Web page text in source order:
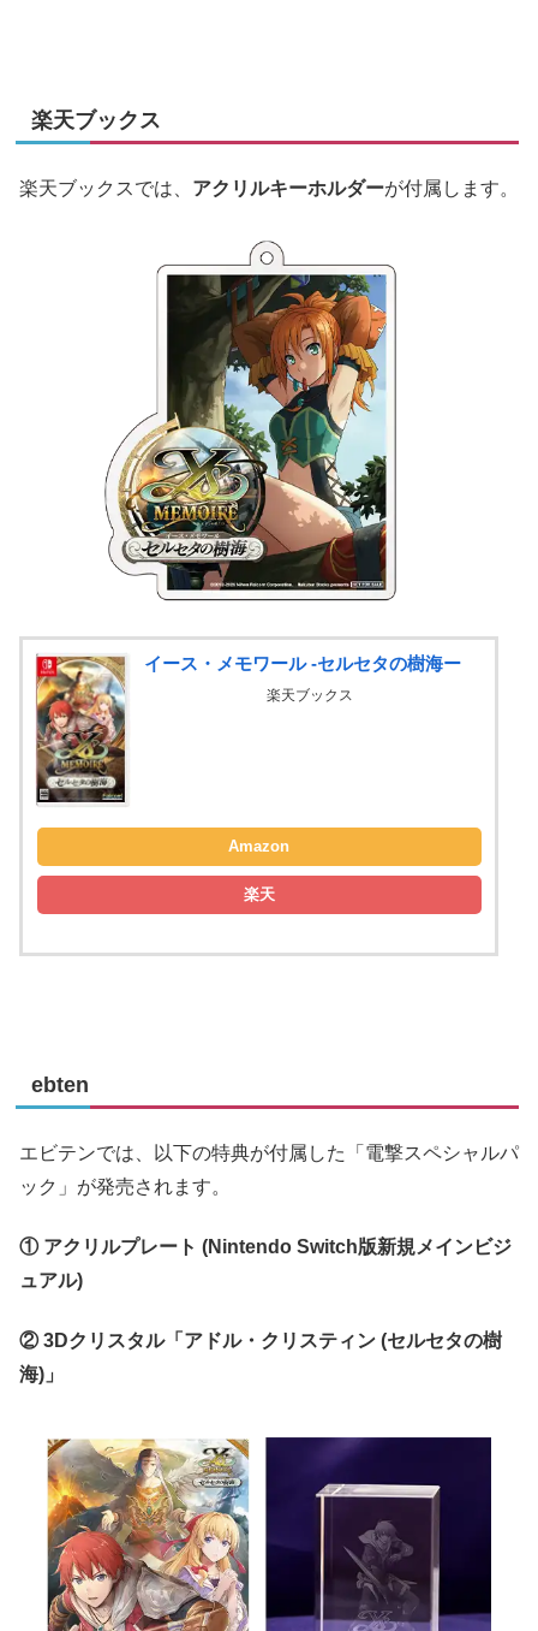
楽天ブックス
楽天ブックスでは、 アクリルキーホルダーが付属します。
イース・メモワール -セルセタの樹海ー
楽天ブックス
Amazon
楽天
ebten
エビテンでは、以下の特典が付属した「電撃スペシャルパ
ック」が発売されます。
① アクリルプレート (Nintendo Switch版新規メインビジ
ュアル)
② 3Dクリスタル「アドル・クリスティン (セルセタの樹
海)」